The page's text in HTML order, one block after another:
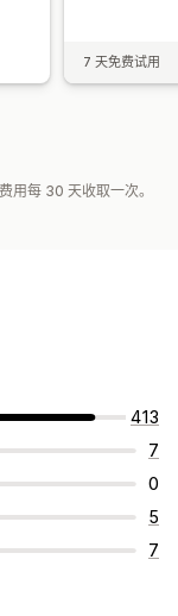
7 天免费试用
用每 30 天收取一次。
413
7
0
5
7